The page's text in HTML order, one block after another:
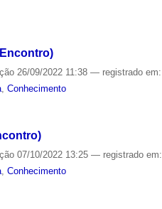
26/09/2022 11:38— registrado em:
,Conhecimento
07/10/2022 13:25— registrado em:
,Conhecimento